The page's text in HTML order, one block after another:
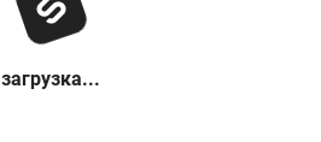
загрузка...